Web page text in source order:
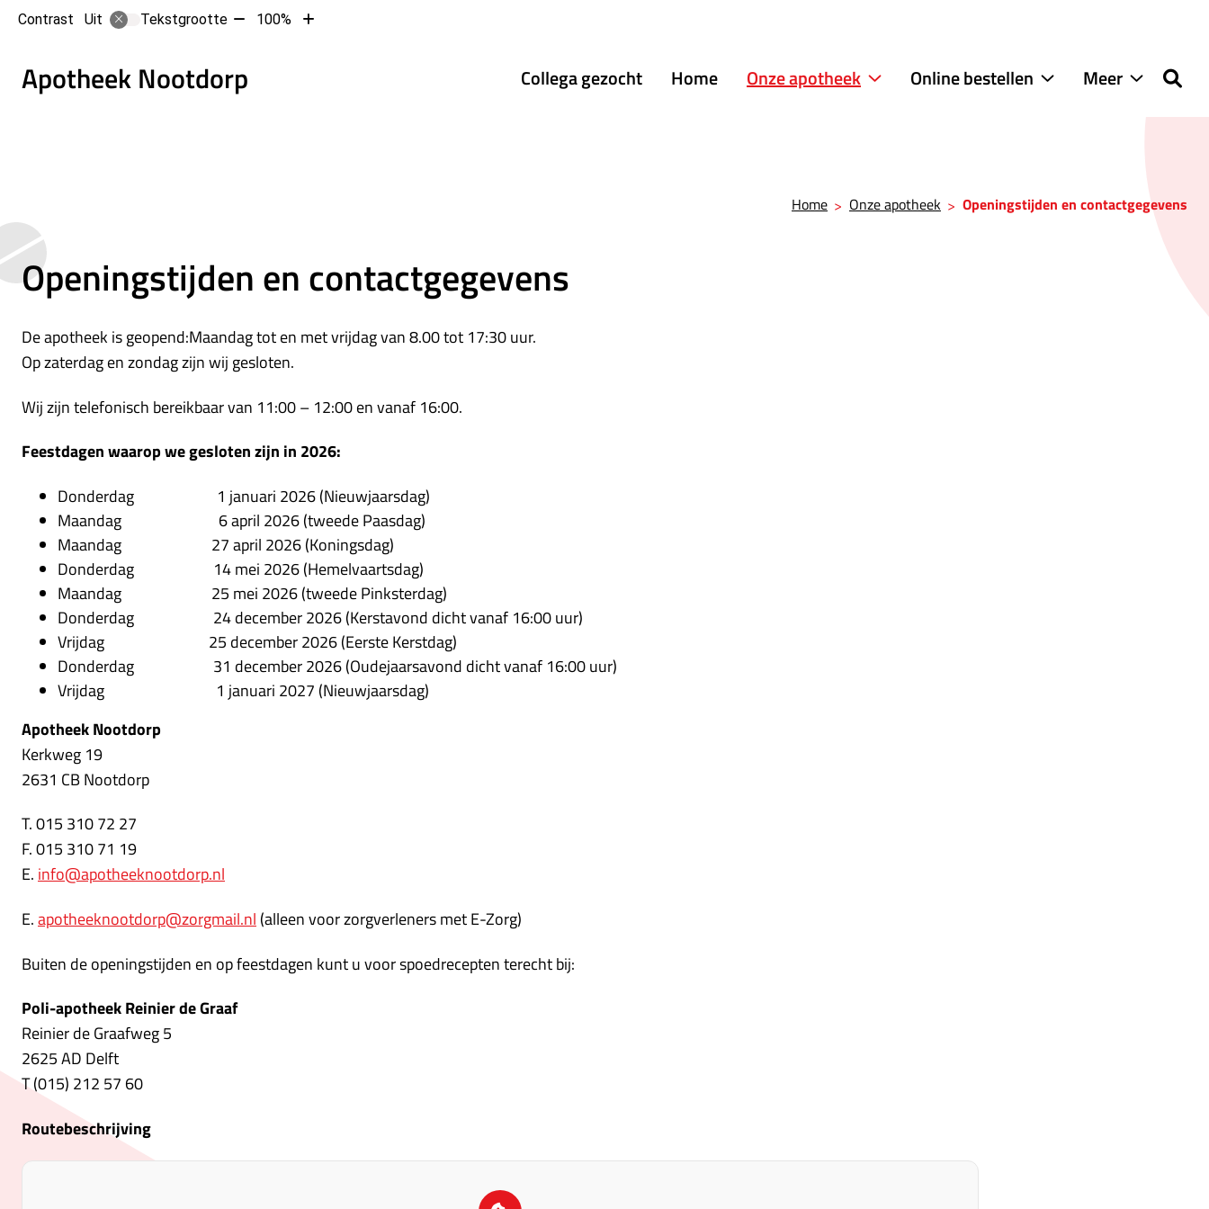
Contrast Uit Tekstgrootte Tekst
10%
100%
Tekst
Apotheek Nootdorp Collega gezocht Home
Onze apotheek
Online bestellen
Meer
Home Onze apotheek Openingstijden en contactgegevens
Openingstijden en contactgegevens
De apotheek is geopend:Maandag tot en met vrijdag van 8.00 tot 17:30 uur.
Op zaterdag en zondag zijn wij gesloten.
Wij zijn telefonisch bereikbaar van 11:00 – 12:00 en vanaf 16:00.
Feestdagen waarop we gesloten zijn in 2026:
Donderdag 1 januari 2026 (Nieuwjaarsdag)
Maandag 6 april 2026 (tweede Paasdag)
Maandag 27 april 2026 (Koningsdag)
Donderdag 14 mei 2026 (Hemelvaartsdag)
Maandag 25 mei 2026 (tweede Pinksterdag)
Donderdag 24 december 2026 (Kerstavond dicht vanaf 16:00 uur)
Vrijdag 25 december 2026 (Eerste Kerstdag)
Donderdag 31 december 2026 (Oudejaarsavond dicht vanaf 16:00 uur)
Vrijdag 1 januari 2027 (Nieuwjaarsdag)
Apotheek Nootdorp
Kerkweg 19
2631 CB Nootdorp
T. 015 310 72 27
F. 015 310 71 19
E. info@apotheeknootdorp.nl
E.apotheeknootdorp@zorgmail.nl (alleen voor zorgverleners met E-Zorg)
Buiten de openingstijden en op feestdagen kunt u voor spoedrecepten terecht bij:
Poli-apotheek Reinier de Graaf
Reinier de Graafweg 5
2625 AD Delft
T (015) 212 57 60
Routebeschrijving